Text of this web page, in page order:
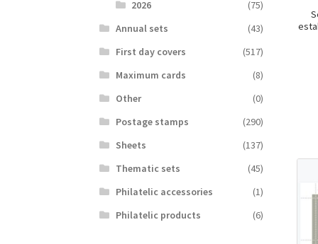
2026
(75)
Аnnual sets
(43)
First day covers
(517)
Maximum cards
(8)
Other
(0)
Postage stamps
(290)
Sheets
(137)
Thematic sets
(45)
Philatelic accessories
(1)
Philatelic products
(6)